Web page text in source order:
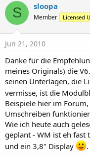
S sloopa
Member Licensed
Jun 21, 2010
Danke für die
meines Originals) die
seinen Unterlagen, die
vermisse, ist die
Beispiele hier im
Umschreiben
Wie ich heute auch
geplant - WM ist eh fast
und ein 3,8" Display
.